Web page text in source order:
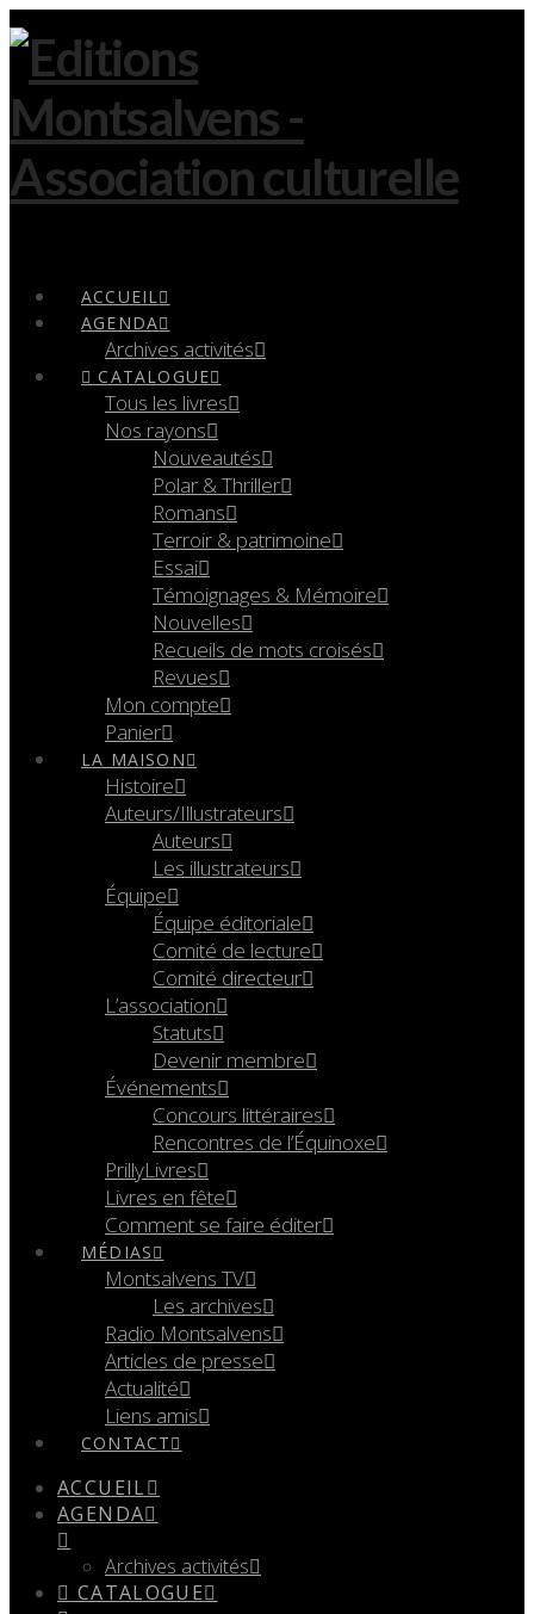
ACCUEIL
AGENDA
Archives activités
CATALOGUE
Tous les livres
Nos rayons
Nouveautés
Polar & Thriller
Romans
Terroir & patrimoine
Essai
Témoignages & Mémoire
Nouvelles
Recueils de mots croisés
Revues
Mon compte
Panier
LA MAISON
Histoire
Auteurs/Illustrateurs
Auteurs
Les illustrateurs
Équipe
Équipe éditoriale
Comité de lecture
Comité directeur
L’association
Statuts
Devenir membre
Événements
Concours littéraires
Rencontres de l’Équinoxe
PrillyLivres
Livres en fête
Comment se faire éditer
MÉDIAS
Montsalvens TV
Les archives
Radio Montsalvens
Articles de presse
Actualité
Liens amis
CONTACT
ACCUEIL
AGENDA
Archives activités
CATALOGUE